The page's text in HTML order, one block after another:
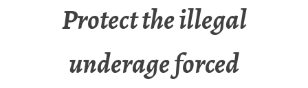
Protect the illegal
underage forced